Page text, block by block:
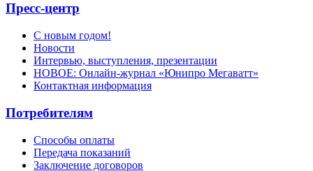
Пресс-центр
С новым годом!
Новости
Интервью, выступления, презентации
НОВОЕ: Онлайн-журнал «Юнипро Мегаватт»
Контактная информация
Потребителям
Способы оплаты
Передача показаний
Заключение договоров